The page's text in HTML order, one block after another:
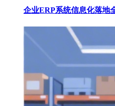
企业ERP系统信息化落地